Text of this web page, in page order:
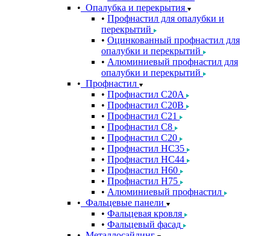
Опалубка и перекрытия
Профнастил для опалубки и
перекрытий
Оцинкованный профнастил для
опалубки и перекрытий
Алюминиевый профнастил для
опалубки и перекрытий
Профнастил
Профнастил С20A
Профнастил С20B
Профнастил С21
Профнастил С8
Профнастил С20
Профнастил НС35
Профнастил НС44
Профнастил Н60
Профнастил Н75
Алюминиевый профнастил
Фальцевые панели
Фальцевая кровля
Фальцевый фасад